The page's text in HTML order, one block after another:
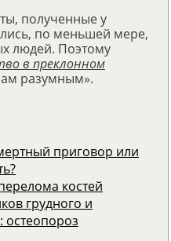
полученные у
по меньшей мере,
людей. Поэтому
в преклонном
разумным».
приговор или
костей
грудного и
остеопороз